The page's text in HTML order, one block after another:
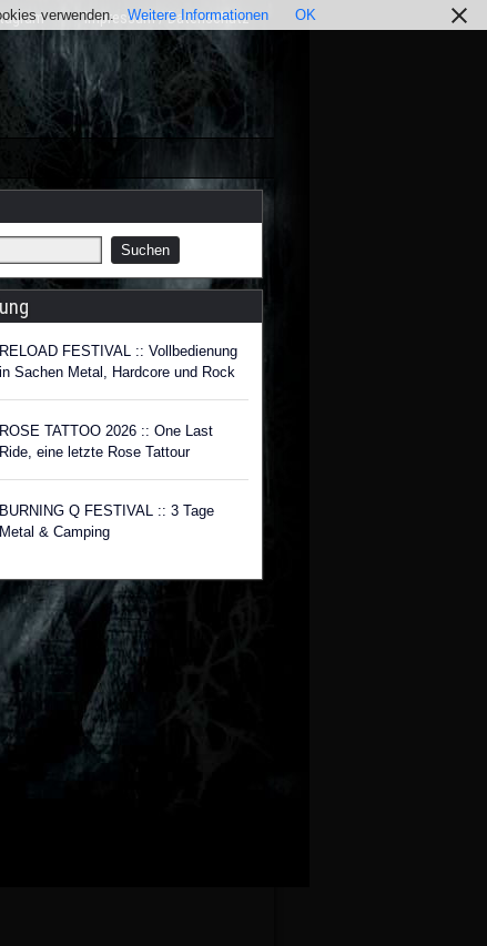
Impressum / Datenschutz
RELOAD FESTIVAL :: Vollbedienung
in Sachen Metal, Hardcore und Rock
ROSE TATTOO 2026 :: One Last
Ride, eine letzte Rose Tattour
BURNING Q FESTIVAL :: 3 Tage
Metal & Camping
verwenden. Weitere Informationen OK